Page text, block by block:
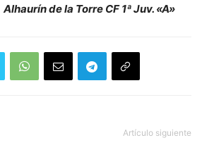
Alhaurín de la Torre CF 1ª Juv. «A»
Artículo siguiente